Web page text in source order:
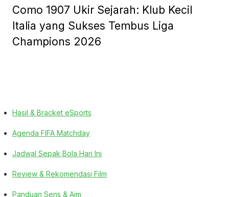
Como 1907 Ukir Sejarah: Klub Kecil
Italia yang Sukses Tembus Liga
Champions 2026
Hasil & Bracket eSports
Agenda FIFA Matchday
Jadwal Sepak Bola Hari Ini
Review & Rekomendasi Film
Panduan Sens & Aim